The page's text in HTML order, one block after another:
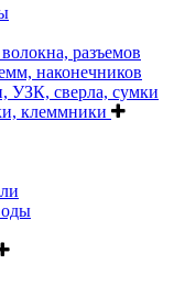
разъемов
наконечников
УЗК, сверла, сумки
клеммники